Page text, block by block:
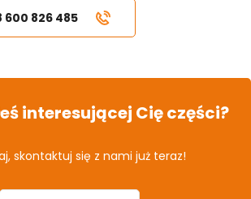
600 826 485
interesującej Cię części?
skontaktuj się z nami już teraz!